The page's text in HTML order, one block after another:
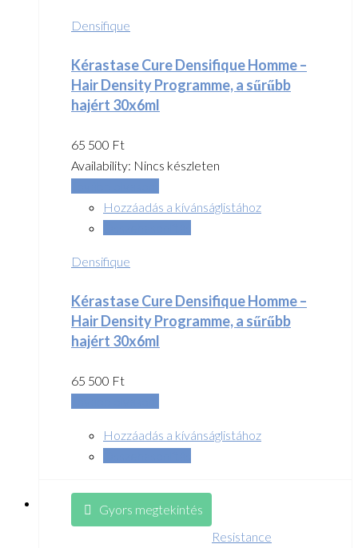
Densifique
Kérastase Cure Densifique Homme –
Hair Density Programme, a sűrűbb
hajért 30x6ml
65 500 Ft
Availability: Nincs készleten
Hozzáadás a kívánságlistához
Densifique
Kérastase Cure Densifique Homme –
Hair Density Programme, a sűrűbb
hajért 30x6ml
65 500 Ft
Hozzáadás a kívánságlistához
Gyors megtekintés
Resistance